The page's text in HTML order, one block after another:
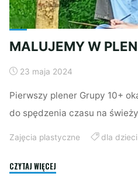
MALUJEMY W
23 maja 2024
Pierwszy plener Grupy 10+
do spędzenia czasu na
Zajęcia plastyczne dla dzieci
CZYTAJ WIĘCEJ